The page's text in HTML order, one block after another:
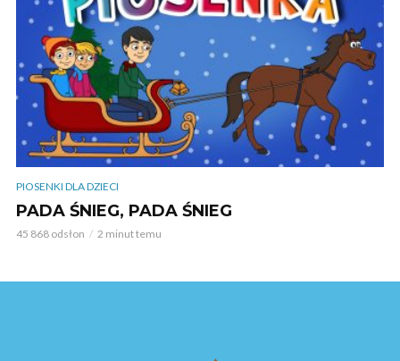
PIOSENKI DLA DZIECI
PADA ŚNIEG, PADA ŚNIEG
45 868 odsłon 2 minut temu